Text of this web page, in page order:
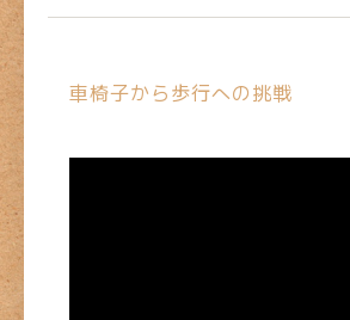
車椅子から歩行への挑戦